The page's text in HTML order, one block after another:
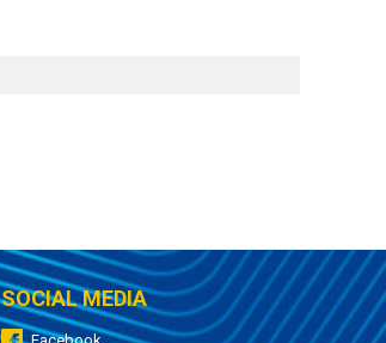
SOCIAL MEDIA